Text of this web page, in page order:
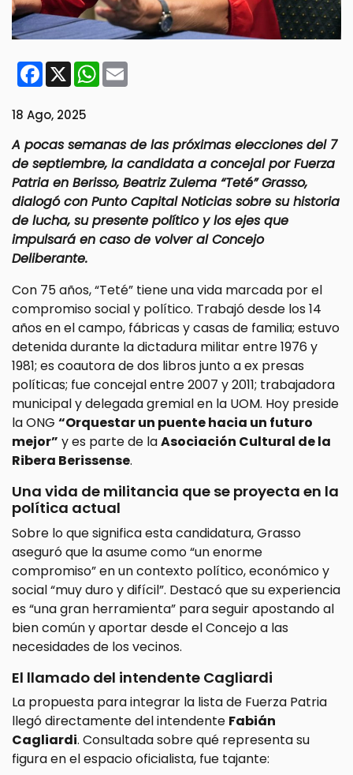
Facebook
X WhatsApp
Email
18 Ago, 2025
A pocas semanas de las próximas elecciones del 7
de septiembre, la candidata a concejal por Fuerza
Patria en Berisso, Beatriz Zulema “Teté” Grasso,
dialogó con Punto Capital Noticias sobre su historia
de lucha, su presente político y los ejes que
impulsará en caso de volver al Concejo
Deliberante.
Con 75 años, “Teté” tiene una vida marcada por el
compromiso social y político. Trabajó desde los 14
años en el campo, fábricas y casas de familia; estuvo
detenida durante la dictadura militar entre 1976 y
1981; es coautora de dos libros junto a ex presas
políticas; fue concejal entre 2007 y 2011; trabajadora
municipal y delegada gremial en la UOM. Hoy preside
la ONG “Orquestar un puente hacia un futuro
mejor” y es parte de laAsociación Cultural de la
Ribera Berissense.
Una vida de militancia que se proyecta en la
política actual
Sobre lo que significa esta candidatura, Grasso
aseguró que la asume como “un enorme
compromiso” en un contexto político, económico y
social “muy duro y difícil”. Destacó que su experiencia
es “una gran herramienta” para seguir apostando al
bien común y aportar desde el Concejo a las
necesidades de los vecinos.
El llamado del intendente Cagliardi
La propuesta para integrar la lista de Fuerza Patria
llegó directamente del intendente Fabián
Cagliardi. Consultada sobre qué representa su
figura en el espacio oficialista, fue tajante: